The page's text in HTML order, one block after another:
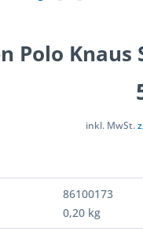
Polo Knaus
inkl. MwSt.
86100173
0,20 kg